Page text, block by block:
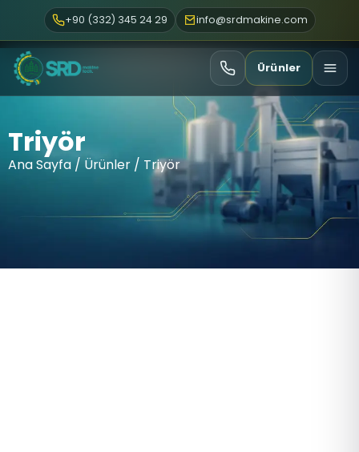
+90 (332) 345 24 29 info@srdmakine.com
Ürünler
Triyör
Ana Sayfa / Ürünler / Triyör